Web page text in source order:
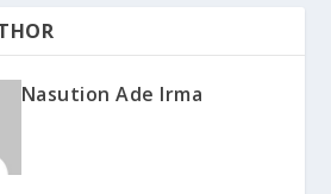
Nasution Ade Irma